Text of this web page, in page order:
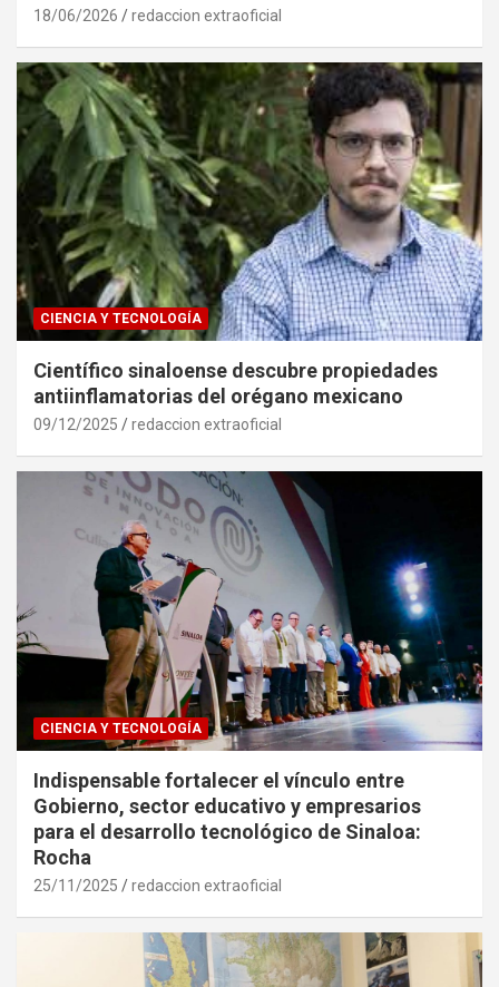
18/06/2026 redaccion extraoficial
CIENCIA Y TECNOLOGÍA
Científico sinaloense descubre propiedades
antiinflamatorias del orégano mexicano
09/12/2025 redaccion extraoficial
CIENCIA Y TECNOLOGÍA
Indispensable fortalecer el vínculo entre
Gobierno, sector educativo y empresarios
para el desarrollo tecnológico de Sinaloa:
Rocha
25/11/2025 redaccion extraoficial